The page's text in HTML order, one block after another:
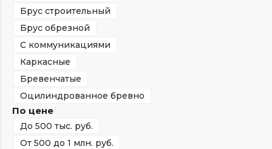
Брус строительный
Брус обрезной
С коммуникациями
Каркасные
Бревенчатые
Оцилиндрованное бревно
По цене
До 500 тыс. руб.
От 500 до 1 млн. руб.